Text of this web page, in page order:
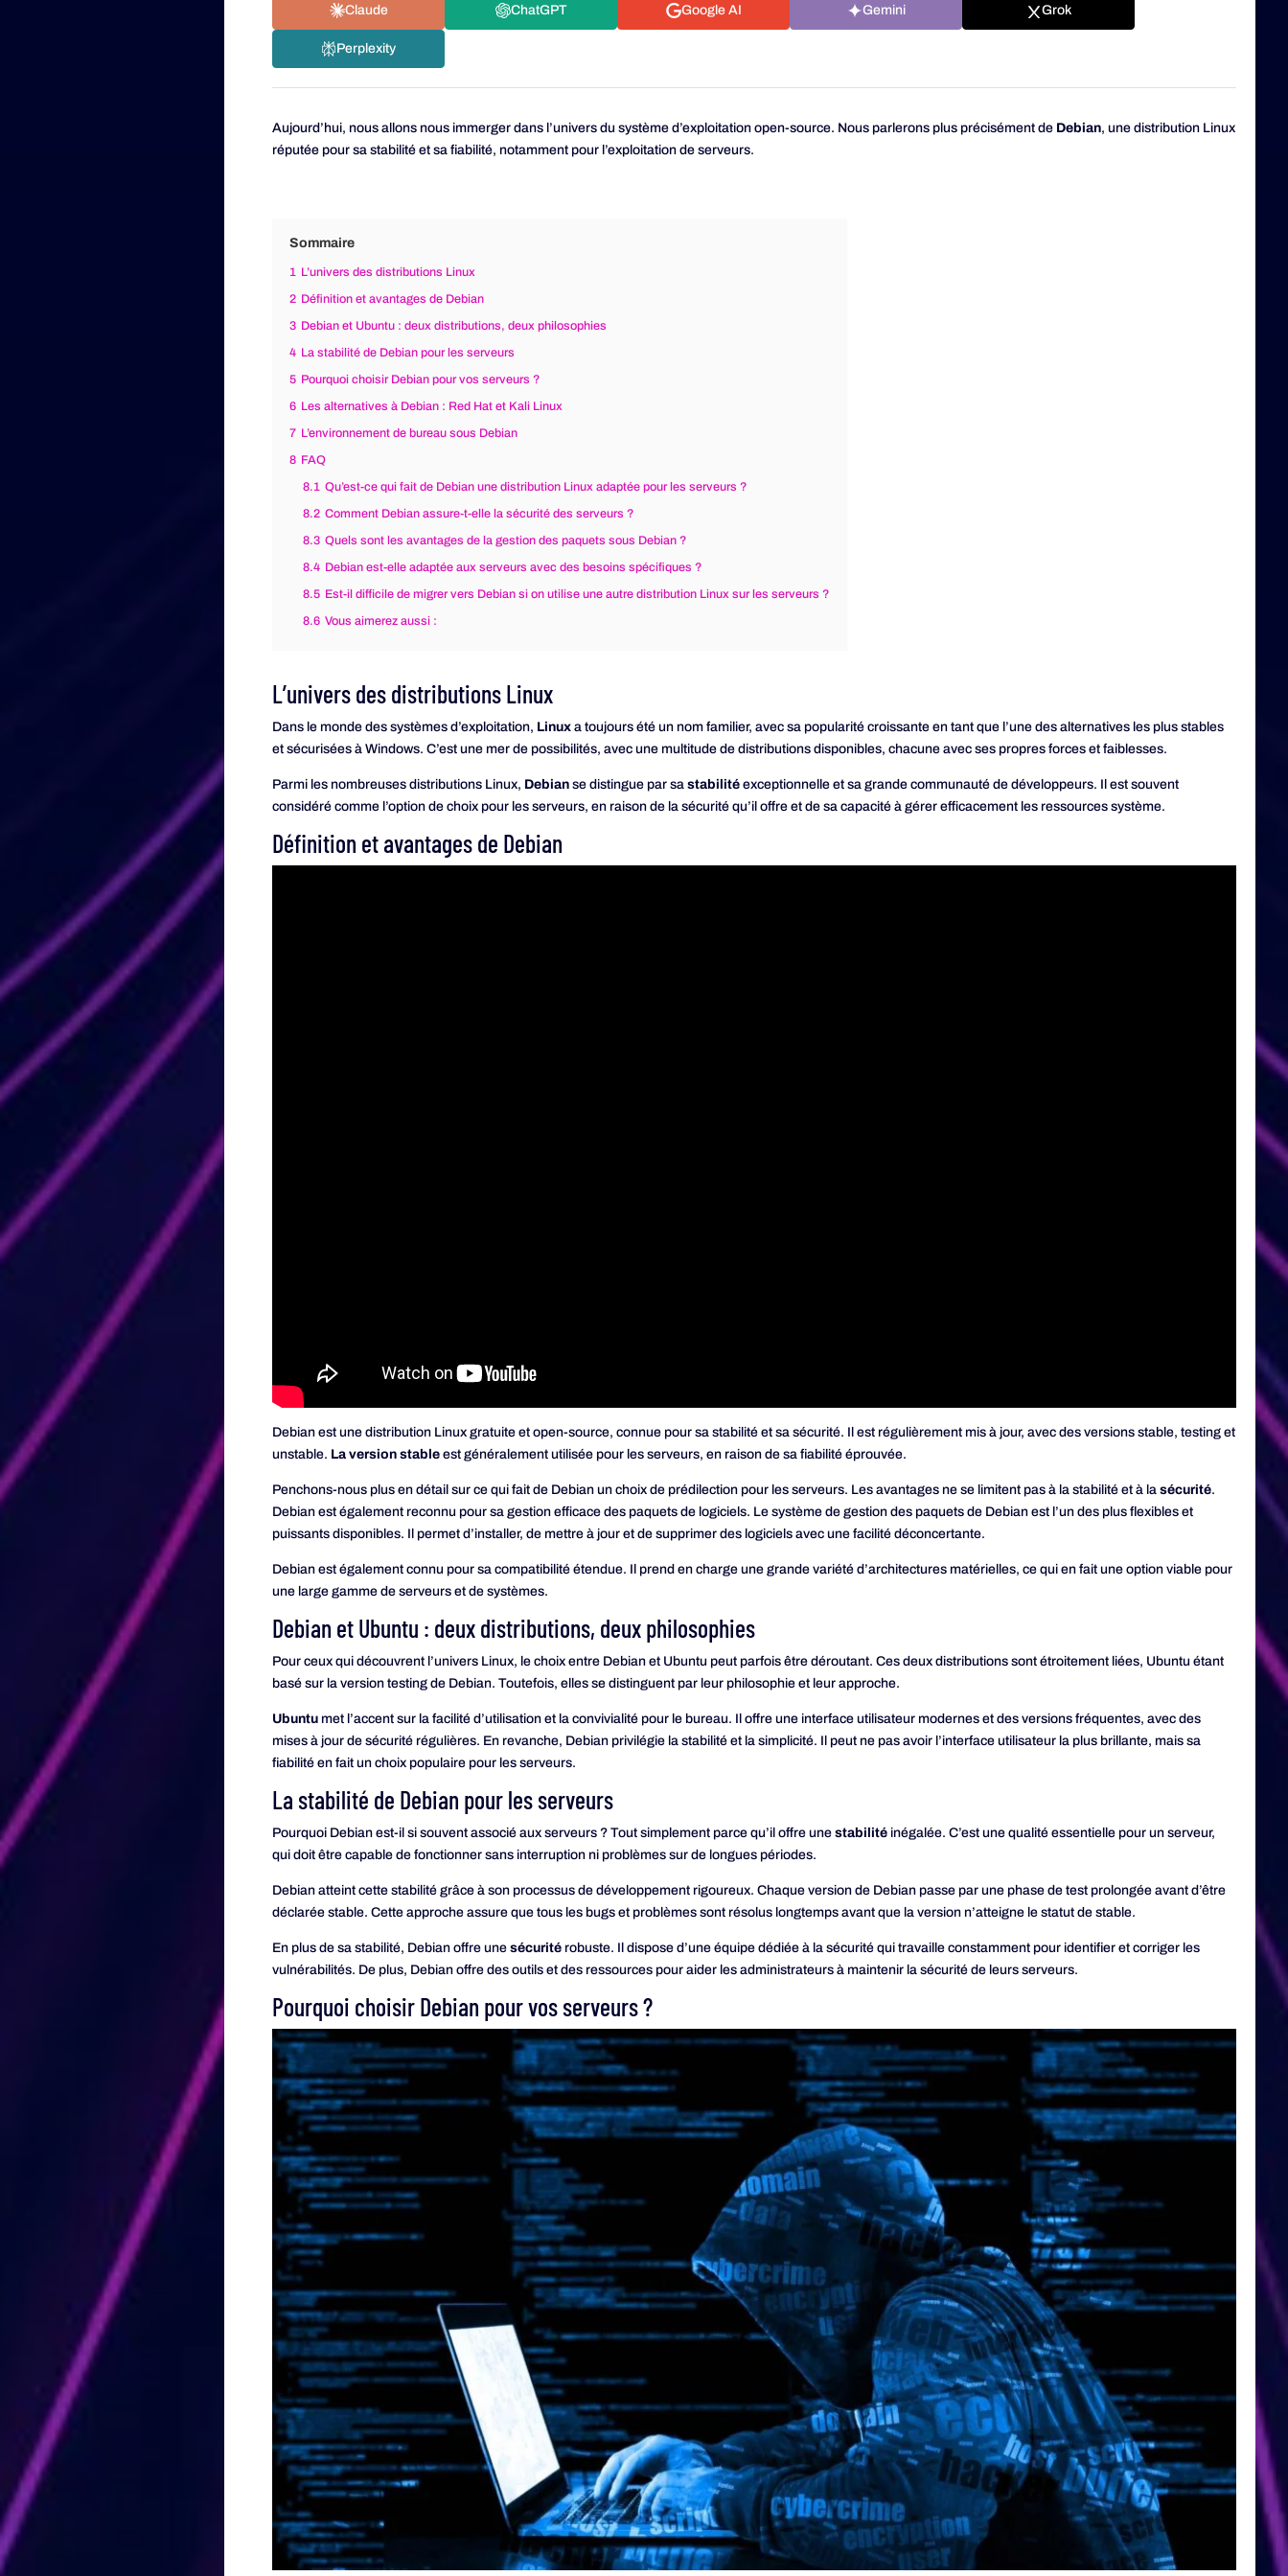
Claude ChatGPT Google AI Gemini Grok
Perplexity
Aujourd’hui, nous allons nous immerger dans l’univers du système d’exploitation open-source. Nous parlerons plus précisément de Debian, une distribution Linux
réputée pour sa stabilité et sa fiabilité, notamment pour l’exploitation de serveurs.
Sommaire
1 L’univers des distributions Linux
2 Définition et avantages de Debian
3 Debian et Ubuntu : deux distributions, deux philosophies
4 La stabilité de Debian pour les serveurs
5 Pourquoi choisir Debian pour vos serveurs ?
6 Les alternatives à Debian : Red Hat et Kali Linux
7 L’environnement de bureau sous Debian
8 FAQ
8.1 Qu’est-ce qui fait de Debian une distribution Linux adaptée pour les serveurs ?
8.2 Comment Debian assure-t-elle la sécurité des serveurs ?
8.3 Quels sont les avantages de la gestion des paquets sous Debian ?
8.4 Debian est-elle adaptée aux serveurs avec des besoins spécifiques ?
8.5 Est-il difficile de migrer vers Debian si on utilise une autre distribution Linux sur les serveurs ?
8.6 Vous aimerez aussi :
L’univers des distributions Linux
Dans le monde des systèmes d’exploitation, Linux a toujours été un nom familier, avec sa popularité croissante en tant que l’une des alternatives les plus stables
et sécurisées à Windows. C’est une mer de possibilités, avec une multitude de distributions disponibles, chacune avec ses propres forces et faiblesses.
Parmi les nombreuses distributions Linux, Debian se distingue par sastabilité exceptionnelle et sa grande communauté de développeurs. Il est souvent
considéré comme l’option de choix pour les serveurs, en raison de la sécurité qu’il offre et de sa capacité à gérer efficacement les ressources système.
Définition et avantages de Debian
Debian est une distribution Linux gratuite et open-source, connue pour sa stabilité et sa sécurité. Il est régulièrement mis à jour, avec des versions stable, testing et
unstable. La version stable est généralement utilisée pour les serveurs, en raison de sa fiabilité éprouvée.
Penchons-nous plus en détail sur ce qui fait de Debian un choix de prédilection pour les serveurs. Les avantages ne se limitent pas à la stabilité et à lasécurité.
Debian est également reconnu pour sa gestion efficace des paquets de logiciels. Le système de gestion des paquets de Debian est l’un des plus flexibles et
puissants disponibles. Il permet d’installer, de mettre à jour et de supprimer des logiciels avec une facilité déconcertante.
Debian est également connu pour sa compatibilité étendue. Il prend en charge une grande variété d’architectures matérielles, ce qui en fait une option viable pour
une large gamme de serveurs et de systèmes.
Debian et Ubuntu : deux distributions, deux philosophies
Pour ceux qui découvrent l’univers Linux, le choix entre Debian et Ubuntu peut parfois être déroutant. Ces deux distributions sont étroitement liées, Ubuntu étant
basé sur la version testing de Debian. Toutefois, elles se distinguent par leur philosophie et leur approche.
Ubuntu met l’accent sur la facilité d’utilisation et la convivialité pour le bureau. Il offre une interface utilisateur modernes et des versions fréquentes, avec des
mises à jour de sécurité régulières. En revanche, Debian privilégie la stabilité et la simplicité. Il peut ne pas avoir l’interface utilisateur la plus brillante, mais sa
fiabilité en fait un choix populaire pour les serveurs.
La stabilité de Debian pour les serveurs
Pourquoi Debian est-il si souvent associé aux serveurs ? Tout simplement parce qu’il offre unestabilité inégalée. C’est une qualité essentielle pour un serveur,
qui doit être capable de fonctionner sans interruption ni problèmes sur de longues périodes.
Debian atteint cette stabilité grâce à son processus de développement rigoureux. Chaque version de Debian passe par une phase de test prolongée avant d’être
déclarée stable. Cette approche assure que tous les bugs et problèmes sont résolus longtemps avant que la version n’atteigne le statut de stable.
En plus de sa stabilité, Debian offre unesécurité robuste. Il dispose d’une équipe dédiée à la sécurité qui travaille constamment pour identifier et corriger les
vulnérabilités. De plus, Debian offre des outils et des ressources pour aider les administrateurs à maintenir la sécurité de leurs serveurs.
Pourquoi choisir Debian pour vos serveurs ?